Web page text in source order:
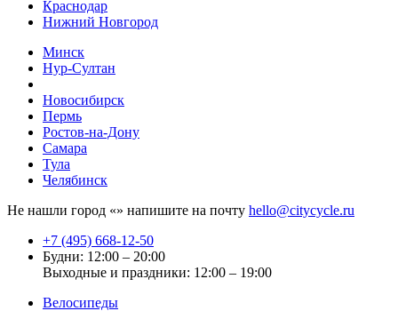
Краснодар
Нижний Новгород
Минск
Нур-Султан
Новосибирск
Пермь
Ростов-на-Дону
Самара
Тула
Челябинск
Не нашли город «» напишите на почту hello@citycycle.ru
+7 (495) 668-12-50
Будни: 12:00 – 20:00
Выходные и праздники: 12:00 – 19:00
Велосипеды